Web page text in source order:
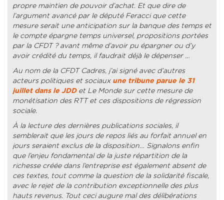
propre maintien de pouvoir d’achat. Et que dire de
l’argument avancé par le député Feracci que cette
mesure serait une anticipation sur la banque des temps et
le compte épargne temps universel, propositions portées
par la CFDT ? avant même d’avoir pu épargner ou d’y
avoir crédité du temps, il faudrait déjà le dépenser …
Au nom de la CFDT Cadres, j’ai signé avec d’autres
acteurs politiques et sociaux une tribune parue le 31
juillet dans le JDDet Le Monde sur cette mesure de
monétisation des RTT et ces dispositions de régression
sociale.
À la lecture des dernières publications sociales, il
semblerait que les jours de repos liés au forfait annuel en
jours seraient exclus de la disposition… Signalons enfin
que l’enjeu fondamental de la juste répartition de la
richesse créée dans l’entreprise est également absent de
ces textes, tout comme la question de la solidarité fiscale,
avec le rejet de la contribution exceptionnelle des plus
hauts revenus. Tout ceci augure mal des délibérations